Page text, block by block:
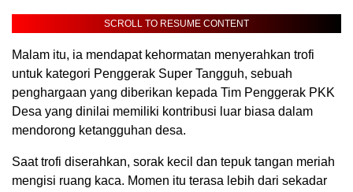
SCROLL TO RESUME CONTENT
Malam itu, ia mendapat kehormatan menyerahkan trofi
untuk kategori Penggerak Super Tangguh, sebuah
penghargaan yang diberikan kepada Tim Penggerak PKK
Desa yang dinilai memiliki kontribusi luar biasa dalam
mendorong ketangguhan desa.
Saat trofi diserahkan, sorak kecil dan tepuk tangan meriah
mengisi ruang kaca. Momen itu terasa lebih dari sekadar